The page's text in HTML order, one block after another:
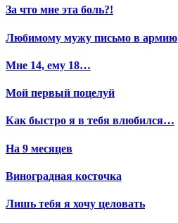
За что мне эта боль?!
Любимому мужу письмо в армию
Мне 14, ему 18…
Мой первый поцелуй
Как быстро я в тебя влюбился…
На 9 месяцев
Виноградная косточка
Лишь тебя я хочу целовать